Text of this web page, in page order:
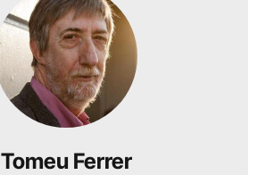
Tomeu Ferrer